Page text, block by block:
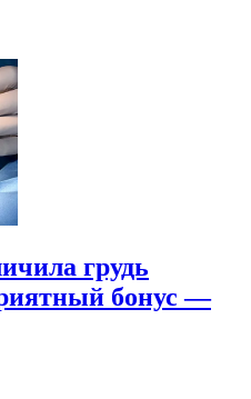
грудь
бонус —